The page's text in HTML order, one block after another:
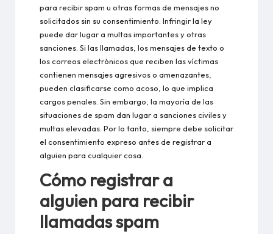
para recibir spam u otras formas de mensajes no
solicitados sin su consentimiento. Infringir la ley
puede dar lugar a multas importantes y otras
sanciones. Si las llamadas, los mensajes de texto o
los correos electrónicos que reciben las víctimas
contienen mensajes agresivos o amenazantes,
pueden clasificarse como acoso, lo que implica
cargos penales. Sin embargo, la mayoría de las
situaciones de spam dan lugar a sanciones civiles y
multas elevadas. Por lo tanto, siempre debe solicitar
el consentimiento expreso antes de registrar a
alguien para cualquier cosa.
Cómo registrar a
alguien para recibir
llamadas spam